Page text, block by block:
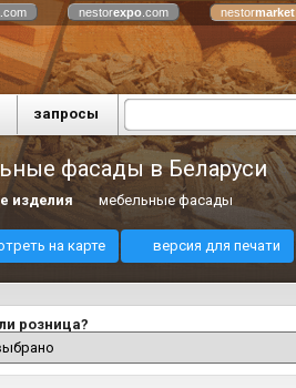
.com nestorexpo .com nestormarket
запросы
фасады в Беларуси
изделия мебельные фасады
на карте версия для печати
розница?